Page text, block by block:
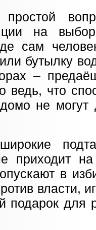
на
сам
бутылку
–
ведь, что
не
приходит
в
власти,
подарок для